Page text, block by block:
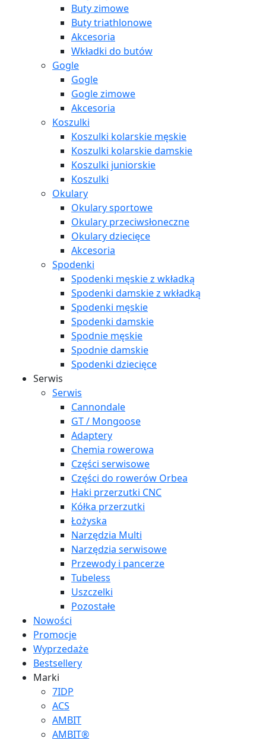
Buty zimowe
Buty triathlonowe
Akcesoria
Wkładki do butów
Gogle
Gogle
Gogle zimowe
Akcesoria
Koszulki
Koszulki kolarskie męskie
Koszulki kolarskie damskie
Koszulki juniorskie
Koszulki
Okulary
Okulary sportowe
Okulary przeciwsłoneczne
Okulary dziecięce
Akcesoria
Spodenki
Spodenki męskie z wkładką
Spodenki damskie z wkładką
Spodenki męskie
Spodenki damskie
Spodnie męskie
Spodnie damskie
Spodenki dziecięce
Serwis
Serwis
Cannondale
GT / Mongoose
Adaptery
Chemia rowerowa
Części serwisowe
Części do rowerów Orbea
Haki przerzutki CNC
Kółka przerzutki
Łożyska
Narzędzia Multi
Narzędzia serwisowe
Przewody i pancerze
Tubeless
Uszczelki
Pozostałe
Nowości
Promocje
Wyprzedaże
Bestsellery
Marki
7IDP
ACS
AMBIT
AMBIT®